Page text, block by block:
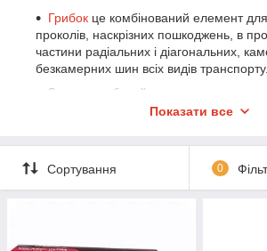
Грибок це комбінований елемент
проколів, наскрізних пошкоджень, в
частини радіальних і діагональних,
безкамерних шин всіх видів транспорту.
За один робочий процес виконується
внутрішньої поверхні шини і каналу
технологічним, оскільки одночасно з
латки зсередини покришки
ніжка грибка
Запобігає проникненню води, бруду і
що може привести до передчасного
Показати все
Сортування 0